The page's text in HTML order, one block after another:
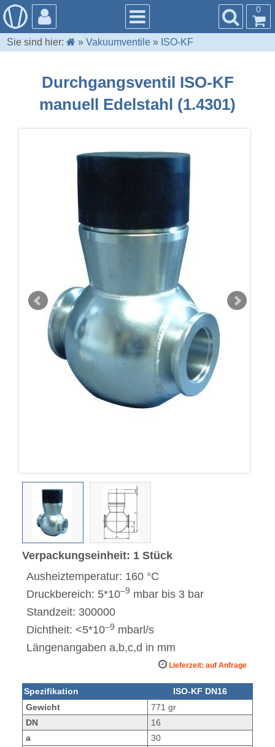
0
Sie sind hier: »Vakuumventile » ISO-KF
Durchgangsventil ISO-KF
manuell Edelstahl (1.4301)
Verpackungseinheit: 1 Stück
Ausheiztemperatur: 160 °C
Druckbereich: 5*10–9 mbar bis 3 bar
Standzeit: 300000
Dichtheit: <5*10–9 mbarl/s
Längenangaben a,b,c,d in mm
Lieferzeit: auf Anfrage
Spezifikation
ISO-KF DN16
Gewicht
771 gr
DN
16
a
30